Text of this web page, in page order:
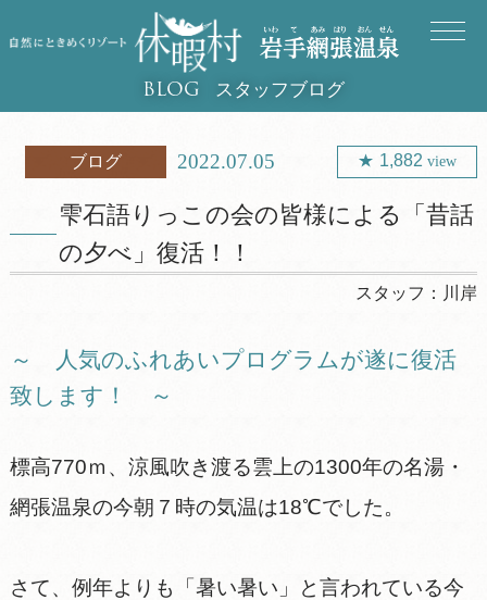
BLOG スタッフブログ
ブログ 2022.07.05 1,882view
雫石語りっこの会の皆様による「昔話
の夕べ」復活！！
スタッフ： 川岸
～ 人気のふれあいプログラムが遂に復活
致します！ ～
標高770ｍ、涼風吹き渡る雲上の1300年の名湯・
網張温泉の今朝７時の気温は18℃でした。
さて、例年よりも「暑い暑い」と言われている今